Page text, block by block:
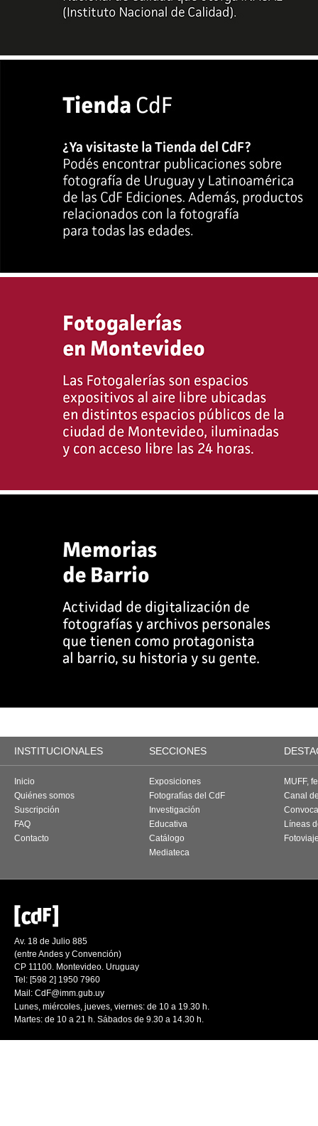
INSTITUCIONALES SECCIONES
Inicio
Quiénes somos
Suscripción
FAQ
Contacto
Exposiciones
Fotografías del CdF
Investigación
Educativa
Catálogo
Mediateca
MUFF,
Canal
Líneas
Av. 18 de Julio 885
(entre Andes y Convención)
CP 11100. Montevideo. Uruguay
Tel: [598 2] 1950 7960
Mail: CdF@imm.gub.uy
Lunes, miércoles, jueves, viernes: de 10 a 19.30 h.
Martes: de 10 a 21 h. Sábados de 9.30 a 14.30 h.